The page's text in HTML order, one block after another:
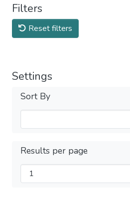
Filters
Reset filters
Settings
Sort By
Results per page